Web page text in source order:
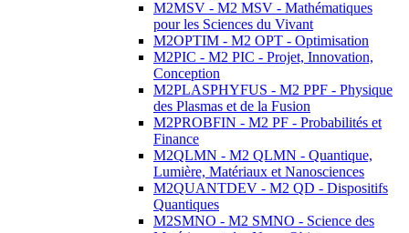
M2MSV - M2 MSV - Mathématiques
pour les Sciences du Vivant
M2OPTIM - M2 OPT - Optimisation
M2PIC - M2 PIC - Projet, Innovation,
Conception
M2PLASPHYFUS - M2 PPF - Physique
des Plasmas et de la Fusion
M2PROBFIN - M2 PF - Probabilités et
Finance
M2QLMN - M2 QLMN - Quantique,
Lumière, Matériaux et Nanosciences
M2QUANTDEV - M2 QD - Dispositifs
Quantiques
M2SMNO - M2 SMNO - Science des